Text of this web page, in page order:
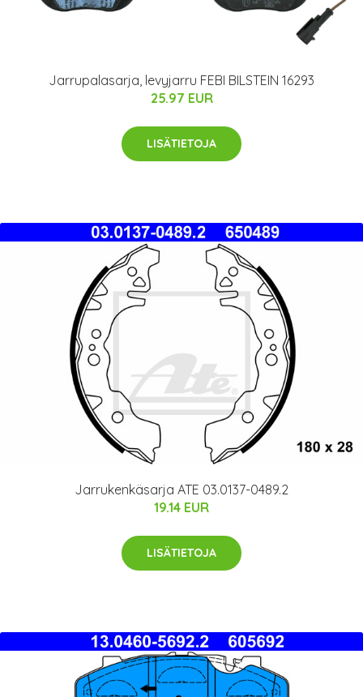
Jarrupalasarja, levyjarru FEBI BILSTEIN 16293
25.97 EUR
LISÄTIETOJA
Jarrukenkäsarja ATE 03.0137-0489.2
19.14 EUR
LISÄTIETOJA